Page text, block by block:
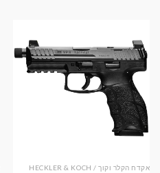
אקדח הקלר וקוך / HECKLER & KOCH